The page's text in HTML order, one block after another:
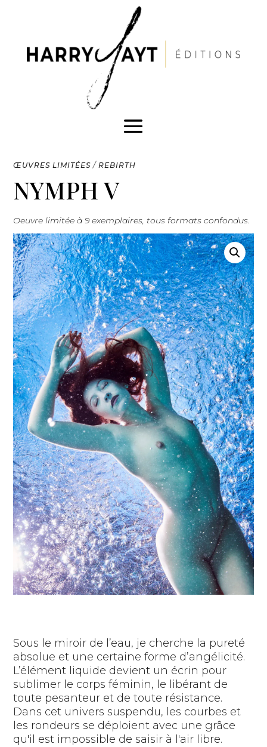
ŒUVRES LIMITÉES /REBIRTH
NYMPH V
Oeuvre limitée à 9 exemplaires, tous formats confondus.
Sous le miroir de l’eau, je cherche la pureté
absolue et une certaine forme d’angélicité.
L’élément liquide devient un écrin pour
sublimer le corps féminin, le libérant de
toute pesanteur et de toute résistance.
Dans cet univers suspendu, les courbes et
les rondeurs se déploient avec une grâce
qu'il est impossible de saisir à l'air libre.